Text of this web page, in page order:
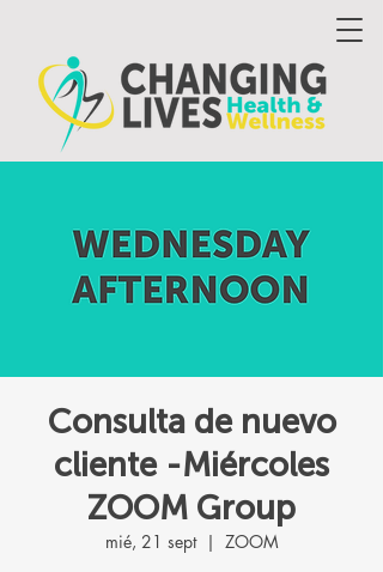
Consulta de nuevo
cliente -Miércoles
ZOOM Group
mié, 21 sept
  |
ZOOM